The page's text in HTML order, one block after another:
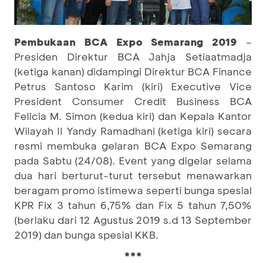
Pembukaan BCA Expo Semarang 2019 –
Presiden Direktur BCA Jahja Setiaatmadja
(ketiga kanan) didampingi Direktur BCA Finance
Petrus Santoso Karim (kiri) Executive Vice
President Consumer Credit Business BCA
Felicia M. Simon (kedua kiri) dan Kepala Kantor
Wilayah II Yandy Ramadhani (ketiga kiri) secara
resmi membuka gelaran BCA Expo Semarang
pada Sabtu (24/08). Event yang digelar selama
dua hari berturut-turut tersebut menawarkan
beragam promo istimewa seperti bunga spesial
KPR Fix 3 tahun 6,75% dan Fix 5 tahun 7,50%
(berlaku dari 12 Agustus 2019 s.d 13 September
2019) dan bunga spesial KKB.
***